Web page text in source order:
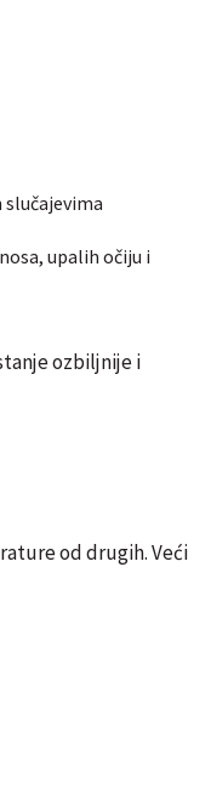
upalih očiju i
ozbiljnije i
od drugih. Veći